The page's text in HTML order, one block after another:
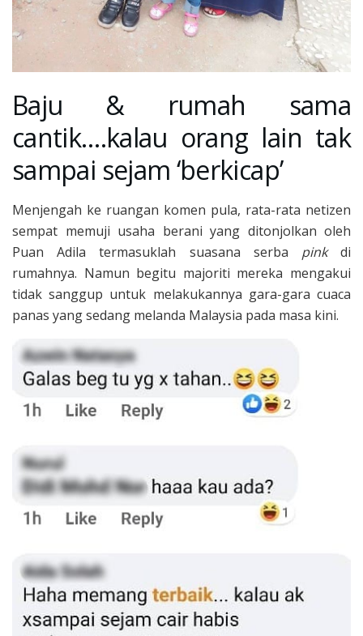
Baju & rumah sama
cantik….kalau orang lain tak
sampai sejam ‘berkicap’
Menjengah ke ruangan komen pula, rata-rata netizen
sempat memuji usaha berani yang ditonjolkan oleh
Puan Adila termasuklah suasana serba pinkdi
rumahnya. Namun begitu majoriti mereka mengakui
tidak sanggup untuk melakukannya gara-gara cuaca
panas yang sedang melanda Malaysia pada masa kini.